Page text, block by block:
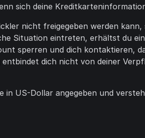
sich deine
nicht freigegeben werden kann,
Situation eintreten, erhältst du
sperren und dich kontaktieren,
dich nicht von deiner
in US-Dollar angegeben und